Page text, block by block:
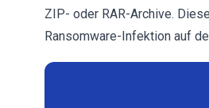
ZIP- oder RAR-Archive.
Ransomware-Infektion auf